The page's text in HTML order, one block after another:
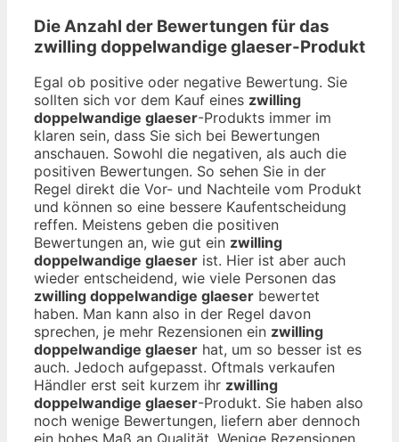
Die Anzahl der Bewertungen für das
zwilling doppelwandige glaeser-Produkt
Egal ob positive oder negative Bewertung. Sie
sollten sich vor dem Kauf eines zwilling
doppelwandige glaeser-Produkts immer im
klaren sein, dass Sie sich bei Bewertungen
anschauen. Sowohl die negativen, als auch die
positiven Bewertungen. So sehen Sie in der
Regel direkt die Vor- und Nachteile vom Produkt
und können so eine bessere Kaufentscheidung
reffen. Meistens geben die positiven
Bewertungen an, wie gut ein zwilling
doppelwandige glaeser ist. Hier ist aber auch
wieder entscheidend, wie viele Personen das
zwilling doppelwandige glaeser bewertet
haben. Man kann also in der Regel davon
sprechen, je mehr Rezensionen ein zwilling
doppelwandige glaeser hat, um so besser ist es
auch. Jedoch aufgepasst. Oftmals verkaufen
Händler erst seit kurzem ihr zwilling
doppelwandige glaeser-Produkt. Sie haben also
noch wenige Bewertungen, liefern aber dennoch